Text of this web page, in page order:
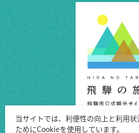
当サイトでは、利便性の向上と利用
ためにCookieを使用しています。